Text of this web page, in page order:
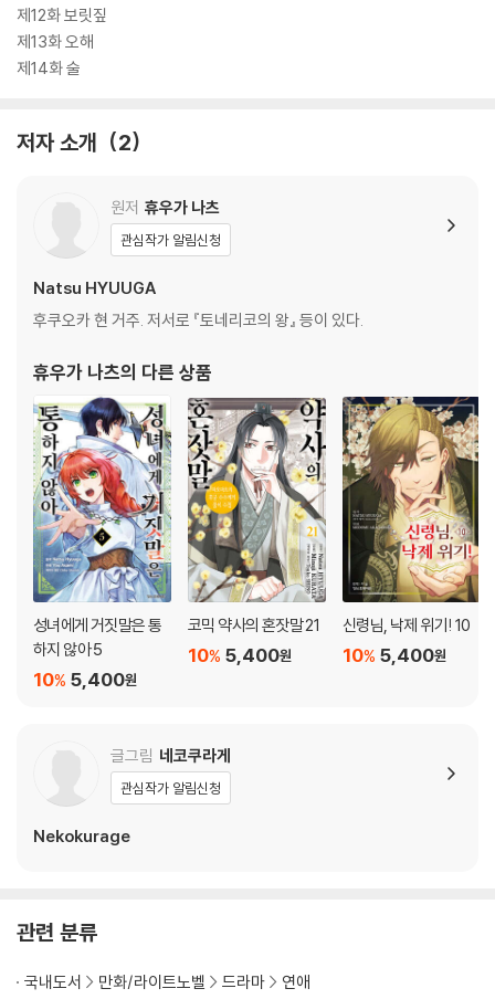
제12화 보릿짚
제13화 오해
제14화 술
저자 소개 2
원저 휴우가 나츠
관심작가 알림신청
Natsu HYUUGA
후쿠오카 현 거주. 저서로 『토네리코의 왕』 등이 있다.
휴우가 나츠의 다른 상품
성녀에게 거짓말은 통
하지 않아 5
5,400원
10%
코믹 약사의 혼잣말 21
5,400원
10%
신령님, 낙제 위기! 10
5,400원
10%
글그림 네코쿠라게
관심작가 알림신청
Nekokurage
관련 분류
국내도서 만화/라이트노벨 드라마
연애